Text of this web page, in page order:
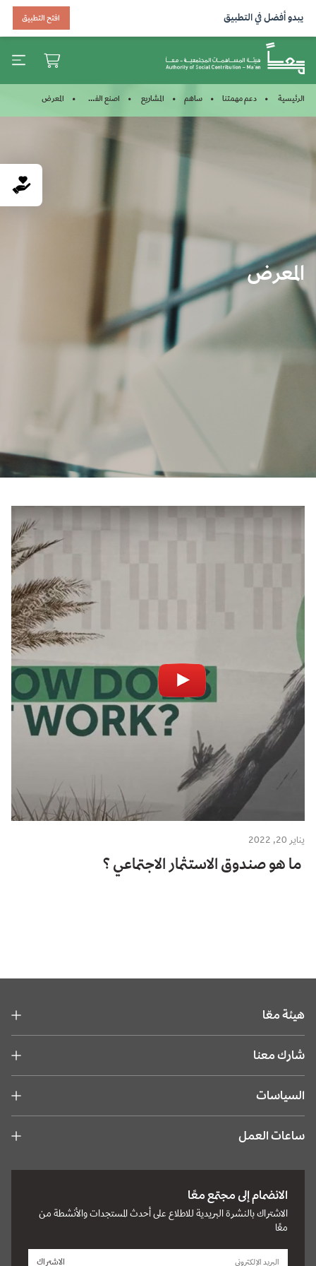
يبدو أفضل في التطبيق افتح التطبيق
الرئيسية دعم مهمتنا ساهم المشاريع اصنع الفرق في مجتمع أبوظ…… المعرض
المعرض
يناير 20, 2022
ما هو صندوق الاستثمار الاجتماعي ؟
هيئة معّا
شارك معنا
السياسات
ساعات العمل
الانضمام إلى مجتمع معًا
الاشتراك بالنشرة البريدية للاطلاع على أحدث المستجدات والأنشطة من
معًا
الاشتراك